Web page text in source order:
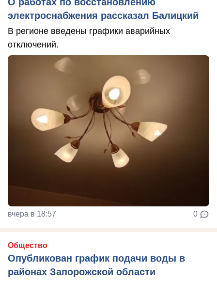
электроснабжения рассказал Балицкий
В регионе введены графики аварийных
отключений.
вчера в 18:57 0
Общество
Опубликован график подачи воды в
районах Запорожской области